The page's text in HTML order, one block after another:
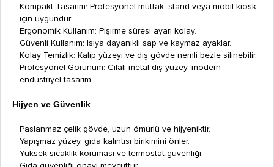
Kompakt Tasarım: Profesyonel mutfak, stand veya mobil kiosk
için uygundur.
Ergonomik Kullanım: Pişirme süresi ayarı kolay.
Güvenli Kullanım: Isıya dayanıklı sap ve kaymaz ayaklar.
Kolay Temizlik: Kalıp yüzeyi ve dış gövde nemli bezle silinebilir.
Profesyonel Görünüm: Cilalı metal dış yüzey, modern
endüstriyel tasarım.
Hijyen ve Güvenlik
Paslanmaz çelik gövde, uzun ömürlü ve hijyeniktir.
Yapışmaz yüzey, gıda kalıntısı birikimini önler.
Yüksek sıcaklık koruması ve termostat güvenliği.